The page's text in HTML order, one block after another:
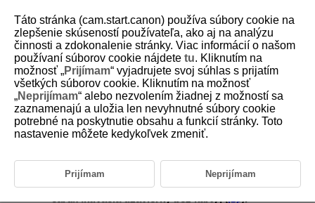
D388-099
Povolenie aktivácie uzávierky bez
karty
Nastavte na možnosť [Disable/Zakázať], aby nedošlo k snímaniu, ak vo
Vyberte položku [ : Release shutter without
Táto stránka (cam.start.canon) používa súbory cookie na
zlepšenie skúseností používateľa, ako aj na analýzu
činnosti a zdokonalenie stránky. Viac informácií o našom
používaní súborov cookie nájdete tu. Kliknutím na
možnosť „Prijímam“ vyjadrujete svoj súhlas s prijatím
všetkých súborov cookie. Kliknutím na možnosť
„Neprijímam“ alebo nezvolením žiadnej z možností sa
zaznamenajú a uložia len nevyhnutné súbory cookie
potrebné na poskytnutie obsahu a funkcií stránky. Toto
nastavenie môžete kedykoľvek zmeniť.
Prijímam Neprijímam